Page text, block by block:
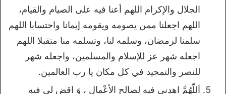
الجلال والإكرام اللهم أعنا فيه على الصيام والقيام،
اللهم اجعلنا ممن يصومه ويقومه إيمانا واحتسابا اللهم
سلمنا لرمضان، وسلمه لنا، وتسلمه منا متقبلا اللهم
اجعله شهر عز للإسلام والمسلمين، واجعله شهر
للنصر والتمجيد في كل مكان يا رب العالمين.
اَللّهُمَّ اهدِني فيهِ لِصالِحِ الأعْمالِ ، وَ اقضِ لي فيهِ